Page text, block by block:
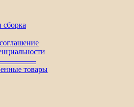
сборка
товары